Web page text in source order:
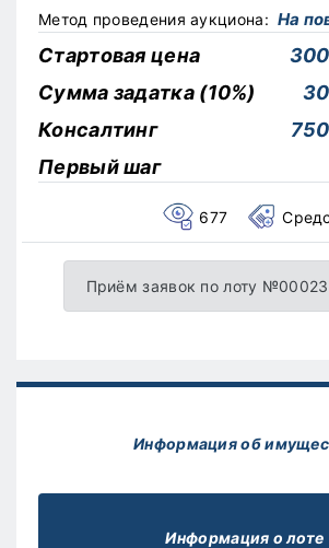
Метод проведения аукциона: На
Стартовая цена
Сумма задатка (10%)
Консалтинг
Первый шаг
677
Приём заявок по лоту
Информация об
Информация о лоте